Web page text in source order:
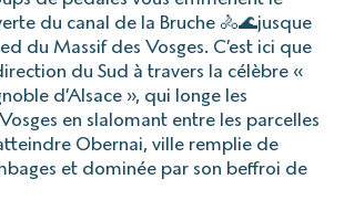
du canal de la Bruche 🚴🌊jusque
du Massif des Vosges. C’est ici que
du Sud à travers la célèbre «
d’Alsace », qui longe les
en slalomant entre les parcelles
Obernai, ville remplie de
et dominée par son beffroi de